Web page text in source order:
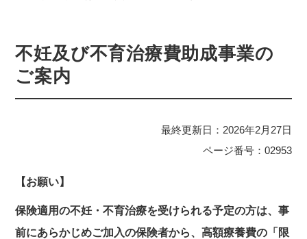
不妊及び不育治療費助成事業の
ご案内
最終更新日：2026年2月27日
ページ番号：02953
【お願い】
保険適用の不妊・不育治療を受けられる予定の方は、事
前にあらかじめご加入の保険者から、高額療養費の「限